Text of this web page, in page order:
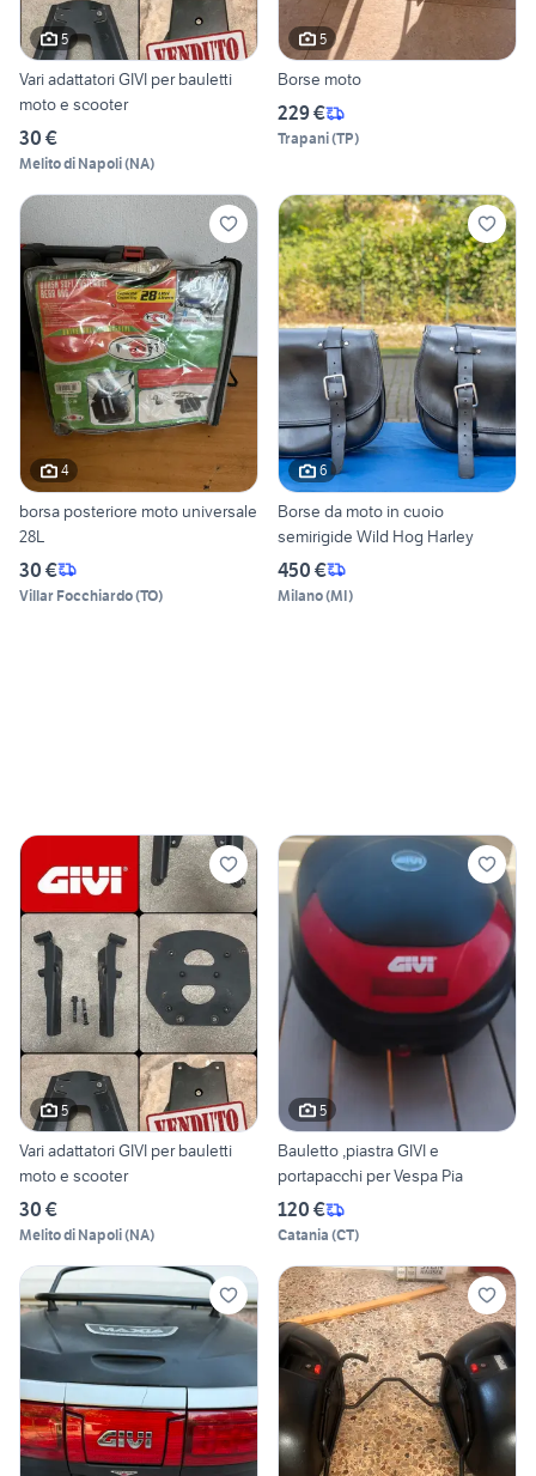
5
Vari adattatori GIVI per bauletti
moto e scooter
30 €
Melito di Napoli(NA)
5
Borse moto
229 €
Trapani(TP)
4
borsa posteriore moto universale
28L
30 €
Villar Focchiardo(TO)
6
Borse da moto in cuoio
semirigide Wild Hog Harley
450 €
Milano(MI)
5
Vari adattatori GIVI per bauletti
moto e scooter
30 €
Melito di Napoli(NA)
5
Bauletto ,piastra GIVI e
portapacchi per Vespa Pia
120 €
Catania (CT)